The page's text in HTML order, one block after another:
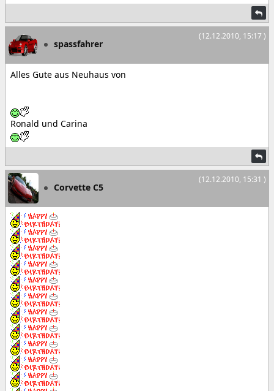
(12.12.2010, 15:17 )
spassfahrer
Alles Gute aus Neuhaus von
Ronald und Carina
(12.12.2010, 15:31 )
Corvette C5